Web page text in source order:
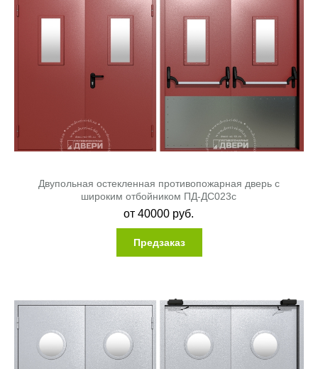
Двупольная остекленная противопожарная дверь с
широким отбойником ПД-ДС023c
от40000 руб.
Предзаказ